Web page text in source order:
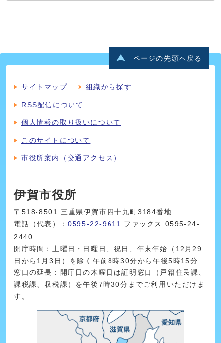
ページの先頭へ戻る
サイトマップ 組織から探す
RSS配信について
個人情報の取り扱いについて
このサイトについて
市役所案内（交通アクセス）
伊賀市役所
〒518-8501 三重県伊賀市四十九町3184番地
電話（代表）：0595-22-9611
ファックス:0595-24-
2440
開庁時間：土曜日・日曜日、祝日、年末年始（12月29
日から1月3日）を除く午前8時30分から午後5時15分
窓口の延長：開庁日の木曜日は証明窓口（戸籍住民課、
課税課、収税課）を午後7時30分までご利用いただけま
す。